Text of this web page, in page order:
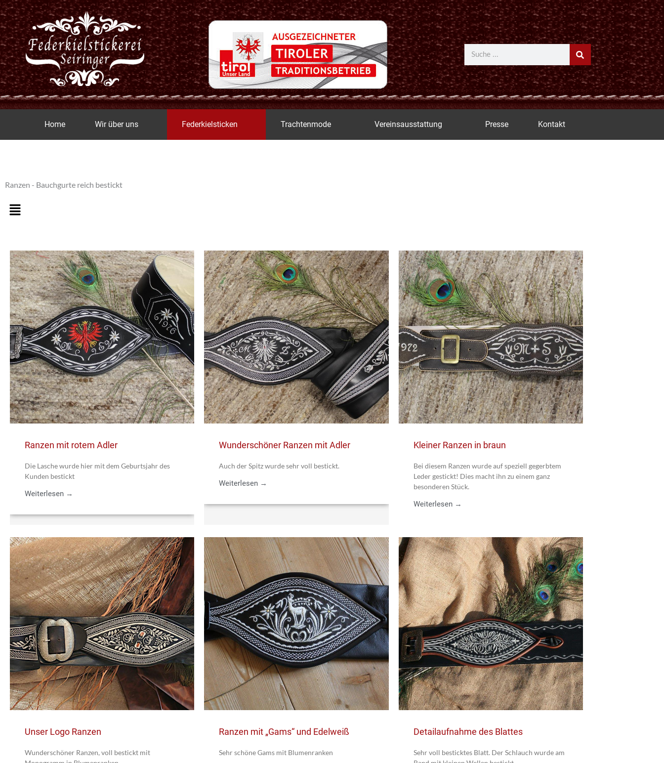
Zum
Inhalt
springen
Suche
Home Wir über uns Federkielsticken Trachtenmode Vereinsausstattung Presse Kontakt
Ranzen - Bauchgurte reich bestickt
Ranzen mit rotem Adler
Die Lasche wurde hier mit dem Geburtsjahr des
Kunden bestickt
Weiterlesen →
Wunderschöner Ranzen mit Adler
Auch der Spitz wurde sehr voll bestickt.
Weiterlesen →
Kleiner Ranzen in braun
Bei diesem Ranzen wurde auf speziell gegerbtem
Leder gestickt! Dies macht ihn zu einem ganz
besonderen Stück.
Weiterlesen →
Unser Logo Ranzen
Wunderschöner Ranzen, voll bestickt mit
Ranzen mit „Gams“ und Edelweiß
Sehr schöne Gams mit Blumenranken
Detailaufnahme des Blattes
Sehr voll besticktes Blatt. Der Schlauch wurde am